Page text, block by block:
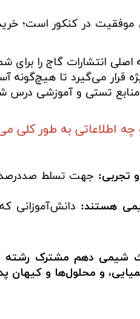
در کنکور است؛ خرید
انتشارات گاج را برای
قرار می‌گیرد تا
منابع تستی و آموزشی
اطلاعاتی به طور کلی
تجربی: جهت تسلط
هستند: دانش‌آموزانی
شیمی دهم مشترک رشته
و محلول‌ها و کیهان